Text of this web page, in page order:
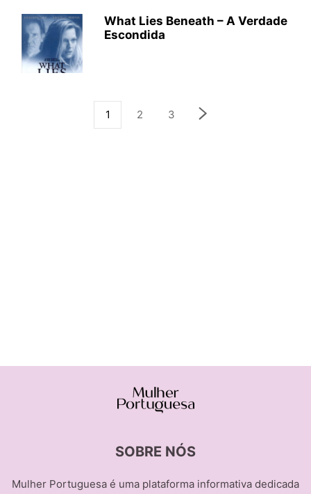
What Lies Beneath – A Verdade
Escondida
1 2 3
SOBRE NÓS
Mulher Portuguesa é uma plataforma informativa dedicada